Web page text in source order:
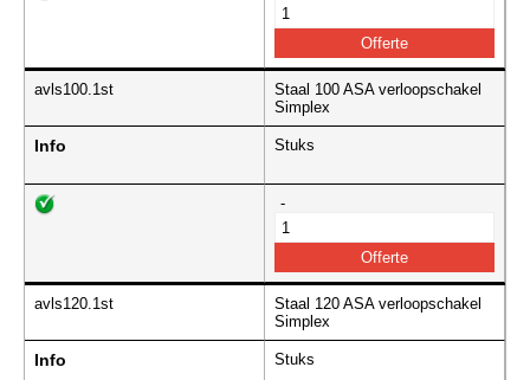
avls100.1st
Staal 100 ASA verloopschakel
Simplex
Info Stuks
-
avls120.1st
Staal 120 ASA verloopschakel
Simplex
Info Stuks